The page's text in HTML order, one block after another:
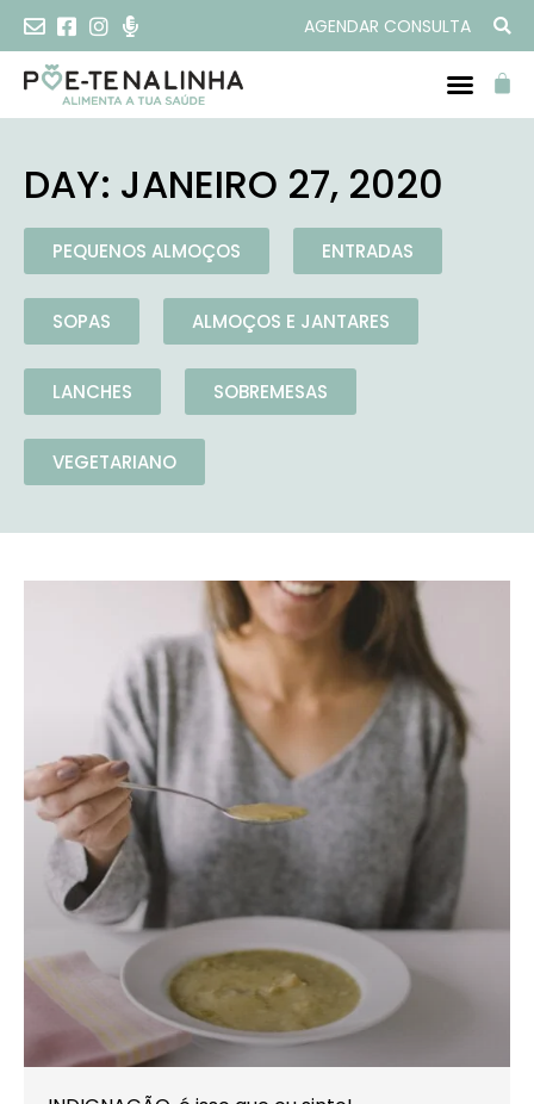
AGENDAR CONSULTA
DAY: JANEIRO 27, 2020
PEQUENOS ALMOÇOS ENTRADAS
SOPAS ALMOÇOS E JANTARES
LANCHES SOBREMESAS
VEGETARIANO